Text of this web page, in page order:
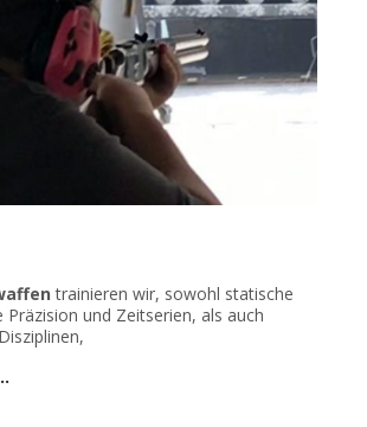
trainieren wir, sowohl statische
Präzision und Zeitserien, als auch